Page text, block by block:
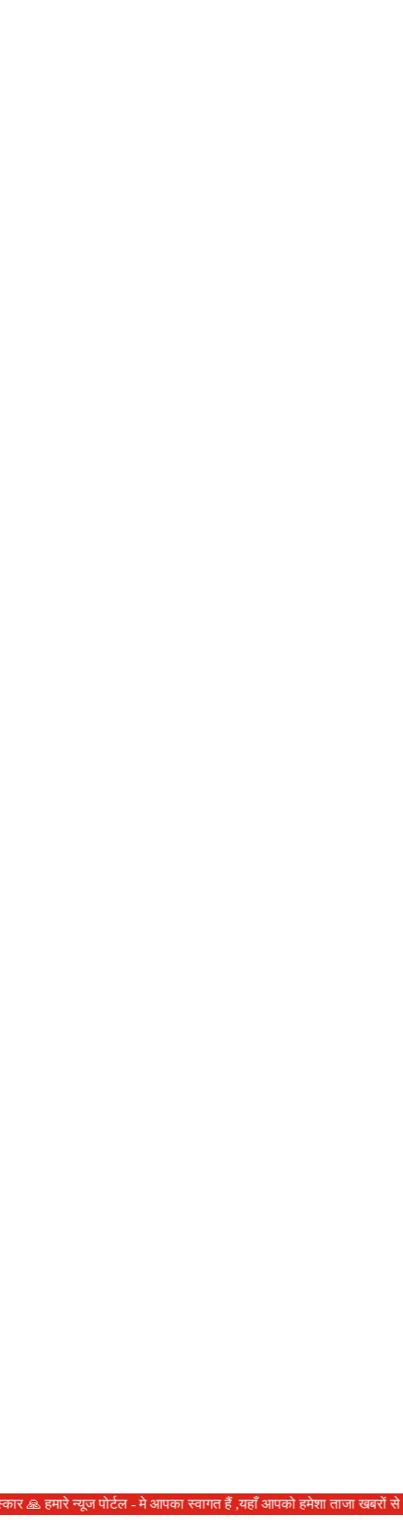
हमारे न्यूज पोर्टल - मे आपका स्वागत हैं ,यहाँ आपको हमेशा ताजा खबरों से